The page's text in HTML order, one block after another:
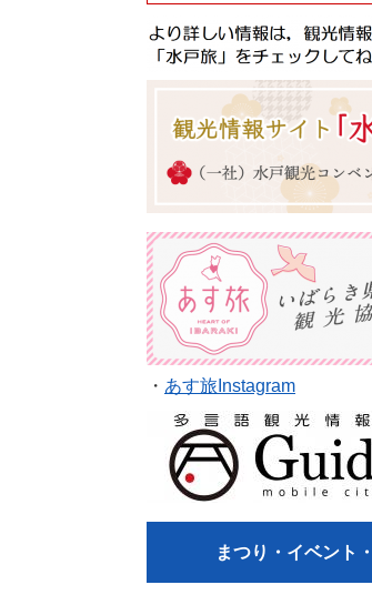
・ あす旅Instagram
まつり・イベント